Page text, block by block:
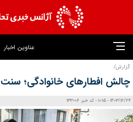
عناوین اخبار
گزارش/
چالش افطارهای خانوادگی؛
1403/12/24 - 10:15 - کد خبر: 133006